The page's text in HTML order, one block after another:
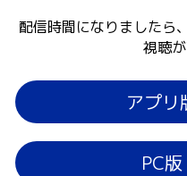
配信時間になりましたら、
視聴が
アプリ
PC